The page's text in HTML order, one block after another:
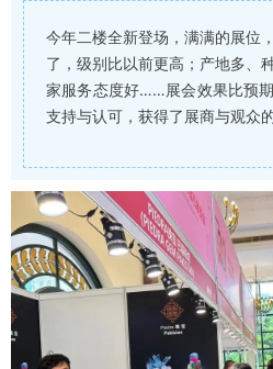
今年二楼全新登场，满满的展位
了，级别比以前更高；产地多、
家服务态度好……展会效果比预
支持与认可，获得了展商与观众